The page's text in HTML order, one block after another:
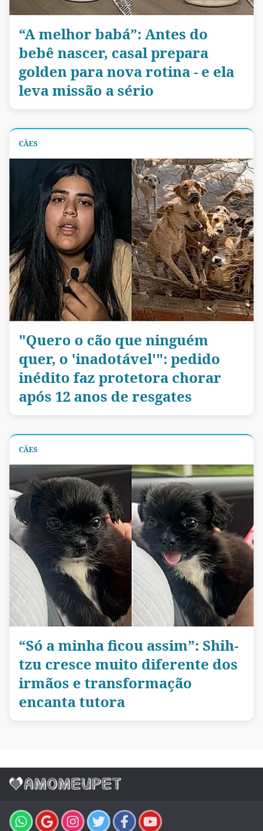
“A melhor babá”: Antes do
bebê nascer, casal prepara
golden para nova rotina - e ela
leva missão a sério
CÃES
"Quero o cão que ninguém
quer, o 'inadotável'": pedido
inédito faz protetora chorar
após 12 anos de resgates
CÃES
“Só a minha ficou assim”: Shih-
tzu cresce muito diferente dos
irmãos e transformação
encanta tutora